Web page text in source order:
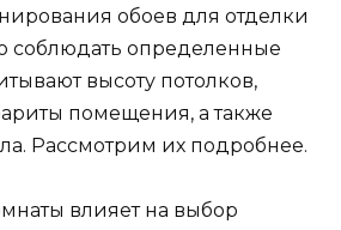
обоев для отделки
соблюдать определенные
высоту потолков,
помещения, а также
Рассмотрим их подробнее.
влияет на выбор